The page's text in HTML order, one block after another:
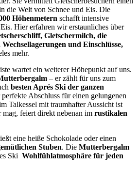
die Welt von Schnee und Eis. Die
Höhenmetern schafft intensive
Hier erfahren wir erstaunliches über
Gletschermilch, die
und Einschlüsse,
mehr.
wartet ein weiterer Höhepunkt auf uns.
– er zählt für uns zum
besten Aprés Ski der ganzen
Abschluss für einen gelungenen
Talkessel mit traumhafter Aussicht ist
mag, feiert direkt nebenan im rustikalen
eine heiße Schokolade oder einen
Stuben. Die Mutterbergalm
Ski Wohlfühlatmosphäre für jeden